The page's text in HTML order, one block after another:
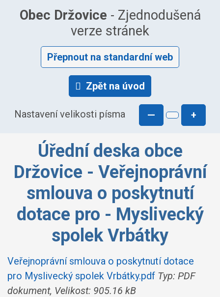
Obec Držovice - Zjednodušená
verze stránek
Přepnout na standardní web
Zpět na úvod
Nastavení velikosti písma — +
Úřední deska obce
Držovice - Veřejnoprávní
smlouva o poskytnutí
dotace pro - Myslivecký
spolek Vrbátky
Veřejnoprávní smlouva o poskytnutí dotace
pro Myslivecký spolek Vrbátky.pdf Typ: PDF
dokument, Velikost: 905.16 kB